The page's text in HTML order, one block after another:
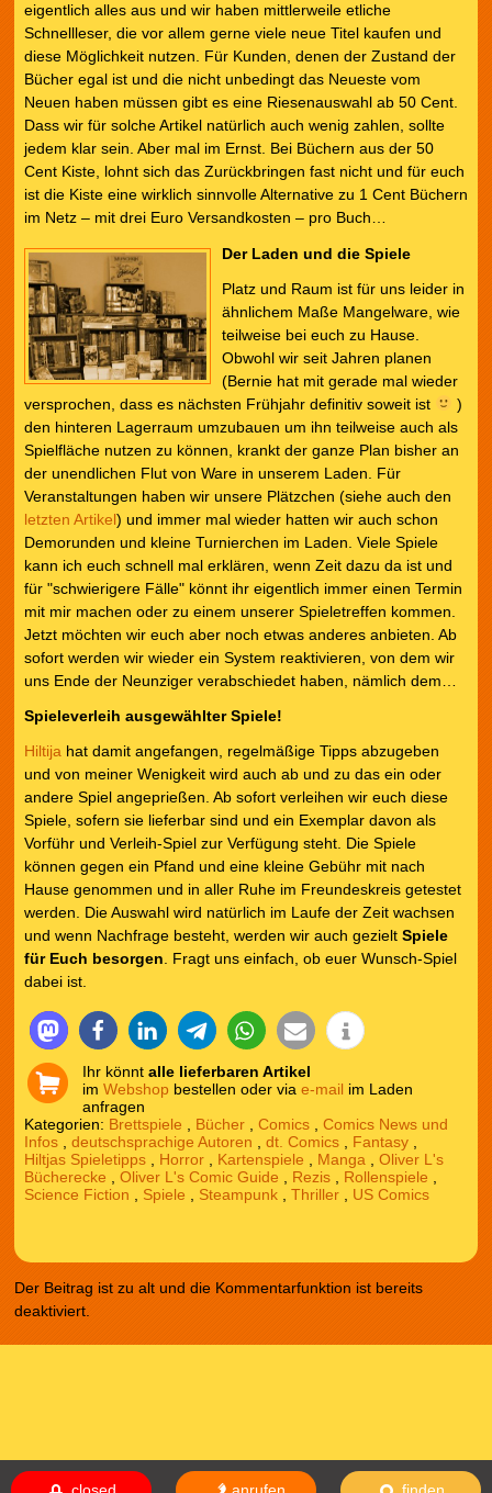
eigentlich alles aus und wir haben mittlerweile etliche
Schnellleser, die vor allem gerne viele neue Titel kaufen und
diese Möglichkeit nutzen. Für Kunden, denen der Zustand der
Bücher egal ist und die nicht unbedingt das Neueste vom
Neuen haben müssen gibt es eine Riesenauswahl ab 50 Cent.
Dass wir für solche Artikel natürlich auch wenig zahlen, sollte
jedem klar sein. Aber mal im Ernst. Bei Büchern aus der 50
Cent Kiste, lohnt sich das Zurückbringen fast nicht und für euch
ist die Kiste eine wirklich sinnvolle Alternative zu 1 Cent Büchern
im Netz – mit drei Euro Versandkosten – pro Buch…
Der Laden und die Spiele
Platz und Raum ist für uns leider in
ähnlichem Maße Mangelware, wie
teilweise bei euch zu Hause.
Obwohl wir seit Jahren planen
(Bernie hat mit gerade mal wieder
versprochen, dass es nächsten Frühjahr definitiv soweit ist
)
den hinteren Lagerraum umzubauen um ihn teilweise auch als
Spielfläche nutzen zu können, krankt der ganze Plan bisher an
der unendlichen Flut von Ware in unserem Laden. Für
Veranstaltungen haben wir unsere Plätzchen (siehe auch den
letzten Artikel) und immer mal wieder hatten wir auch schon
Demorunden und kleine Turnierchen im Laden. Viele Spiele
kann ich euch schnell mal erklären, wenn Zeit dazu da ist und
für "schwierigere Fälle" könnt ihr eigentlich immer einen Termin
mit mir machen oder zu einem unserer Spieletreffen kommen.
Jetzt möchten wir euch aber noch etwas anderes anbieten. Ab
sofort werden wir wieder ein System reaktivieren, von dem wir
uns Ende der Neunziger verabschiedet haben, nämlich dem…
Spieleverleih ausgewählter Spiele!
Hiltija hat damit angefangen, regelmäßige Tipps abzugeben
und von meiner Wenigkeit wird auch ab und zu das ein oder
andere Spiel angeprießen. Ab sofort verleihen wir euch diese
Spiele, sofern sie lieferbar sind und ein Exemplar davon als
Vorführ und Verleih-Spiel zur Verfügung steht. Die Spiele
können gegen ein Pfand und eine kleine Gebühr mit nach
Hause genommen und in aller Ruhe im Freundeskreis getestet
werden. Die Auswahl wird natürlich im Laufe der Zeit wachsen
und wenn Nachfrage besteht, werden wir auch gezieltSpiele
für Euch besorgen . Fragt uns einfach, ob euer Wunsch-Spiel
dabei ist.
Ihr könnt alle lieferbaren Artikel
im Webshop bestellen oder via e-mail im Laden
anfragen
Kategorien: Brettspiele , Bücher, Comics, Comics News und
Infos, deutschsprachige Autoren , dt. Comics, Fantasy,
Hiltjas Spieletipps, Horror, Kartenspiele , Manga, Oliver L's
Bücherecke , Oliver L's Comic Guide , Rezis, Rollenspiele ,
Science Fiction , Spiele , Steampunk, Thriller, US Comics
Der Beitrag ist zu alt und die Kommentarfunktion ist bereits
deaktiviert.
Das Theme comicnew basiert auf dem Theme comicdealer welches
basiert auf fallseason. Design vonNodeThirtyThree WordPress